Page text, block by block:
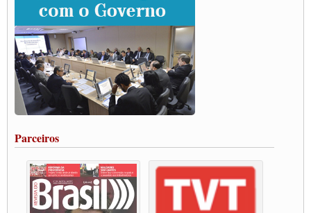
Grande Conquista da Categoria transporte de Cargas e Caminhoneiros Autonomos
ENCONTRO INTERNACIONAL EM APOIO A CLASSE TRABALHADORA
DO BRASIL E A ELEIÇÃO 2022
Carta às Brasileiras e aos Brasileiros em Defesa do Estado Democrático de Direito
Paulinho, presidente da CNTTL, faz balanço do 3º Congresso da CNTTL
Caminhoneiros aprovam greve a partir do 1º de novembro
Rodoviários de Feira Santana fazem Assembleia para avaliar proposta de reajuste
salarial
Vacina Já: Lockdown de 24 horas dos trabalhadores em transportes está mantido,
Condutores de Guarulhos farão greve sanitária nesta terça-feira (20)
Paralisação dos Caminhoneiros na #BR285, entrocamento que liga o Mercosul ao
Rio Grande
Parceiros